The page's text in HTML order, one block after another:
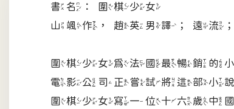
書名：圍棋少女
山颯作，趙英男譯；遠流
圍棋少女為法國最暢銷的
電影公司正嘗試將這部小
圍棋少女寫一位十六歲中